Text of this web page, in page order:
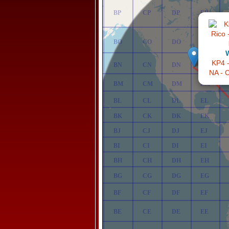
BE
BF
BG
BH
BI
BJ
BK
BL
BM
BN
BO
BP
CE
CF
CG
CH
CI
CJ
CK
CL
CM
CN
CO
CP
DE
DF
DG
DH
DI
DJ
DK
DL
DM
DN
DO
DP
EE
EF
EG
EH
EI
EJ
EK
EL
EM
EP
KP4
NA -